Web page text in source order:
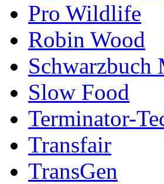
Pro Wildlife
Robin Wood
Schwarzbuch
Slow Food
Terminator-
Transfair
TransGen